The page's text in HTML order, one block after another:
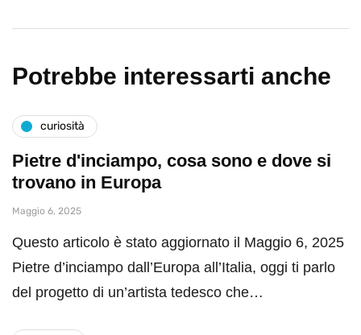
Potrebbe interessarti anche
curiosità
Pietre d'inciampo, cosa sono e dove si
trovano in Europa
Maggio 6, 2025
Questo articolo è stato aggiornato il Maggio 6, 2025
Pietre d’inciampo dall’Europa all’Italia, oggi ti parlo
del progetto di un’artista tedesco che…